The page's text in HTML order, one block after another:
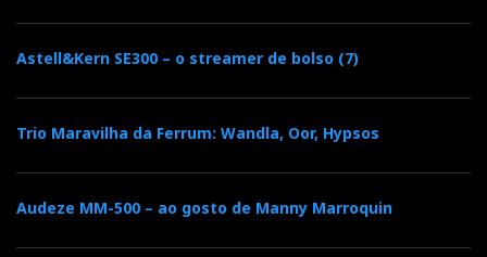
Astell&Kern SE300 – o streamer de bolso (7)
Trio Maravilha da Ferrum: Wandla, Oor, Hypsos
Audeze MM-500 – ao gosto de Manny Marroquin